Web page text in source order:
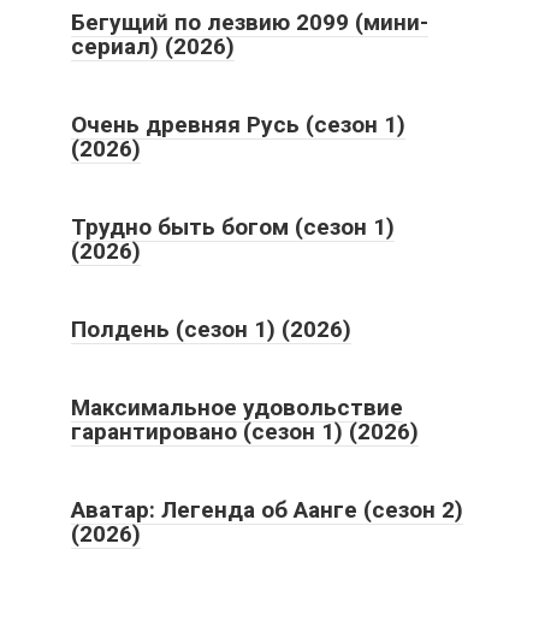
Бегущий по лезвию 2099 (мини-
сериал) (2026)
Очень древняя Русь (сезон 1)
(2026)
Трудно быть богом (сезон 1)
(2026)
Полдень (сезон 1) (2026)
Максимальное удовольствие
гарантировано (сезон 1) (2026)
Аватар: Легенда об Аанге (сезон 2)
(2026)